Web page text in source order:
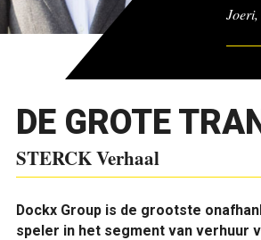
DE GROTE
STERCK Verhaal
Dockx Group is de grootste
speler in het segment van verhuur